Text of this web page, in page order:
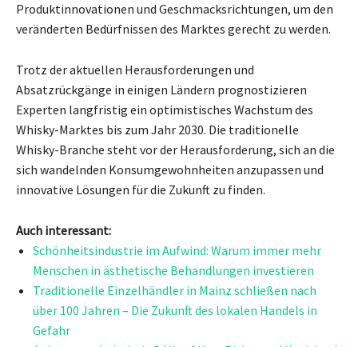
Produktinnovationen und Geschmacksrichtungen, um den
veränderten Bedürfnissen des Marktes gerecht zu werden.
Trotz der aktuellen Herausforderungen und
Absatzrückgänge in einigen Ländern prognostizieren
Experten langfristig ein optimistisches Wachstum des
Whisky-Marktes bis zum Jahr 2030. Die traditionelle
Whisky-Branche steht vor der Herausforderung, sich an die
sich wandelnden Konsumgewohnheiten anzupassen und
innovative Lösungen für die Zukunft zu finden.
Auch interessant:
Schönheitsindustrie im Aufwind: Warum immer mehr
Menschen in ästhetische Behandlungen investieren
Traditionelle Einzelhändler in Mainz schließen nach
über 100 Jahren – Die Zukunft des lokalen Handels in
Gefahr